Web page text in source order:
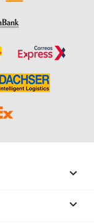

